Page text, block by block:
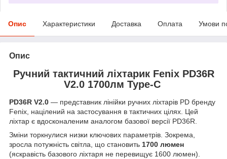
Опис Характеристики Доставка Оплата Умови
Опис
Ручний тактичний ліхтарик Fenix PD36R
V2.0 1700лм Type-C
PD36R V2.0 — представник лінійки ручних ліхтарів PD бренду
Fenix, націлений на застосування в тактичних цілях. Цей
ліхтар є вдосконаленим аналогом базової версії PD36R.
Зміни торкнулися низки ключових параметрів. Зокрема,
зросла потужність світла, що становить 1700 люмен
(яскравість базового ліхтаря не перевищує 1600 люмен).